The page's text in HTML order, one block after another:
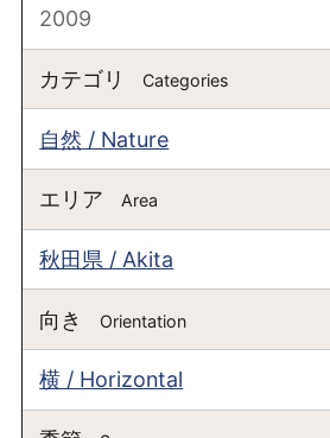
2009
カテゴリ Categories
自然 / Nature
エリア Area
秋田県 / Akita
向き Orientation
横 / Horizontal